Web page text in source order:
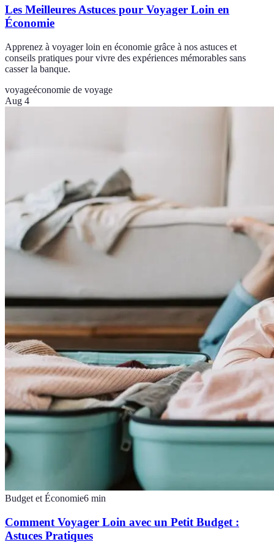
Les Meilleures Astuces pour Voyager Loin en
Économie
Apprenez à voyager loin en économie grâce à nos astuces et
conseils pratiques pour vivre des expériences mémorables sans
casser la banque.
voyageéconomie de voyage
Aug 4
Budget et Économie6 min
Comment Voyager Loin avec un Petit Budget :
Astuces Pratiques